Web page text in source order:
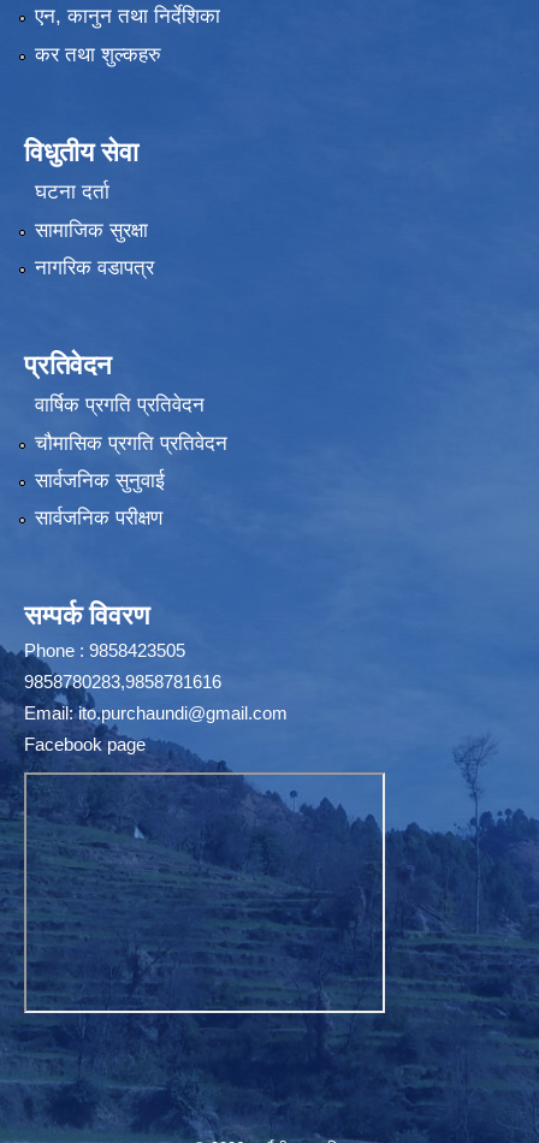
एन, कानुन तथा निर्देशिका
कर तथा शुल्कहरु
विधुतीय सेवा
घटना दर्ता
सामाजिक सुरक्षा
नागरिक वडापत्र
प्रतिवेदन
वार्षिक प्रगति प्रतिवेदन
चौमासिक प्रगति प्रतिवेदन
सार्वजनिक सुनुवाई
सार्वजनिक परीक्षण
सम्पर्क विवरण
Phone : 9858423505
9858780283,9858781616
Email:ito.purchaundi@gmail.com
Facebook page